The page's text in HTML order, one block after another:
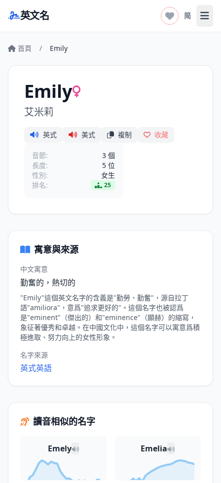
英文名 简 打
首頁 / Emily
Emily
艾米莉
英式 美式 複制 收藏
音節:
3 個
長度:
5 位
性別:
女生
排名:
25
寓意與來源
中文寓意
勤奮的，熱切的
"Emily"這個英文名字的含義是"勤勞、勤奮"，源自拉丁
語"amiliora"，意爲"追求更好的"。這個名字也被認爲
是"eminent"（傑出的）和"eminence"（顯赫）的縮寫，
象征著優秀和卓越。在中國文化中，這個名字可以寓意爲積
極進取、努力向上的女性形象。
名字來源
英式英語
讀音相似的名字
Emely Emelia